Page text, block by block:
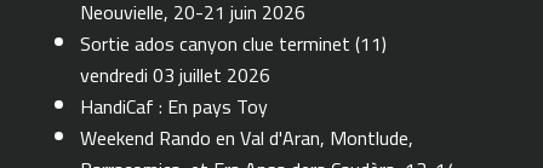
Neouvielle, 20-21 juin 2026
Sortie ados canyon clue terminet (11)
vendredi 03 juillet 2026
HandiCaf : En pays Toy
Weekend Rando en Val d'Aran, Montlude,